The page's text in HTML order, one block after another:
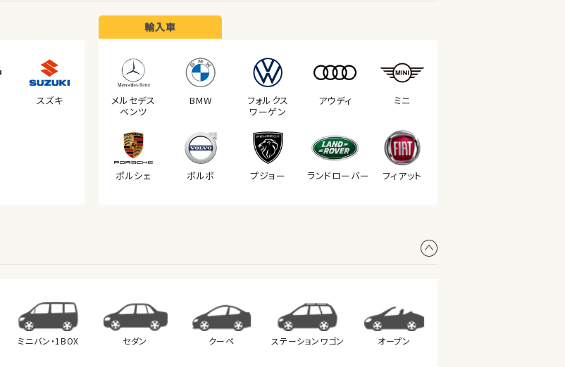
スズキ
輸入車
メルセデス
ベンツ
BMW
フォルクス
ワーゲン
アウディ ミニ
ポルシェ ボルボ プジョー ランドローバー フィアット
ミニバン・1BOX セダン クーペ ステーション ワゴン オープン